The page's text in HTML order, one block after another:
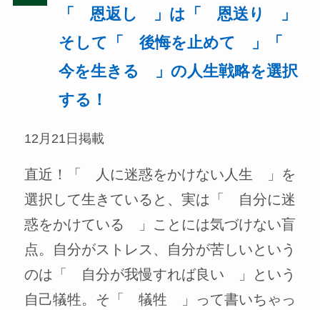
「 恩返し 」は「 恩送り 」
そして「 後悔を止めて 」「
今を生きる 」の人生戦略を選択
する！
12月21日掲載
直近！「 人に迷惑をかけない人生 」を
選択して生きていると、実は「 自分に迷
惑をかけている 」ことには気づけない盲
点。自分がストレス、自分が苦しいという
のは「 自分が我慢すれば良い 」という
自己犠牲。そ「 犠牲 」って書いちゃっ